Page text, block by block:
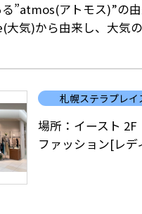
”atmos(アトモス)”の
気)から由来し、大気
年、東京・原宿にヘ
ーカーウォールを設置
ボレーションやエクス
新プロダクトのテスト
、東京のスニーカーカ
ています。
札幌ステラプレイ
場所：イースト 2F
ファッション[レデ